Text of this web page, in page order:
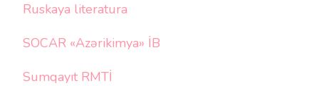
Ruskaya literatura
SOCAR «Azərikimya» İB
Sumqayıt RMTİ